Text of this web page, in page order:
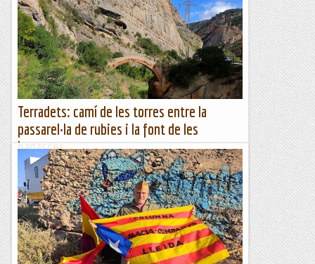
Terradets: camí de les torres entre la
passarel·la de rubies i la font de les
bagasses
Hem de començar a pensar en la Diada del Camí de
muntanya d'enguany. Em sembla que el camí de les Torres
podria ser un camí prou interessant per recuperar i
difondre....
Excursions del Joan Ramon